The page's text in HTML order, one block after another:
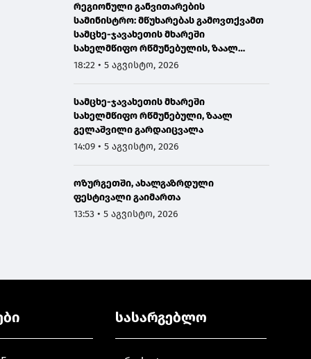
რეგიონული განვითარების
სამინისტრო: მწუხარებას გამოვთქვამთ
სამცხე-ჯავახეთის მხარეში
სახელმწიფო რწმუნებულის, ზაალ
გელაშვილის გარდაცვალების გამო
18:22 • 5 აგვისტო, 2026
სამცხე-ჯავახეთის მხარეში
სახელმწიფო რწმუნებული, ზაალ
გელაშვილი გარდაიცვალა
14:09 • 5 აგვისტო, 2026
ოზურგეთში, ახალგაზრდული
ფესტივალი გაიმართა
13:53 • 5 აგვისტო, 2026
სასარგებლო